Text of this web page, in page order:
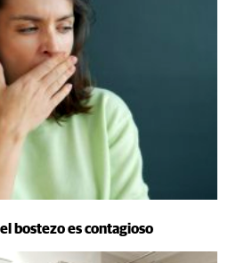
bostezo es contagioso